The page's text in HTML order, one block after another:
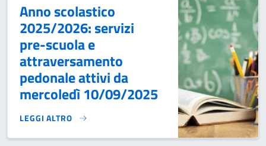
Anno scolastico
2025/2026: servizi
pre-scuola e
attraversamento
pedonale attivi da
mercoledì 10/09/2025
LEGGI ALTRO
ANNO SCOLASTICO 2025/2026: SERVIZI PRE-SCUOLA E